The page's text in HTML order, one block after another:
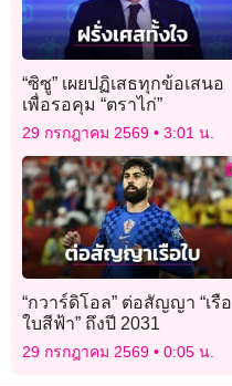
“ซิซู” เผยปฏิเสธทุกข้อเสนอ
เพื่อรอคุม “ตราไก่”
29 กรกฎาคม 2569 3:01 น.
“กวาร์ดิโอล” ต่อสัญญา “เรือ
ใบสีฟ้า” ถึงปี 2031
29 กรกฎาคม 2569 0:05 น.